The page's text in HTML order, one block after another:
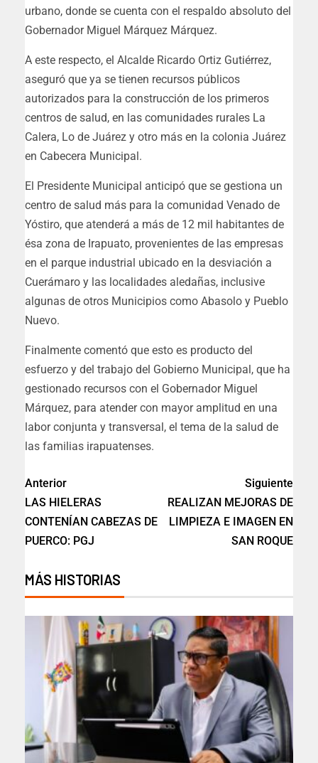
urbano, donde se cuenta con el respaldo absoluto del
Gobernador Miguel Márquez Márquez.
A este respecto, el Alcalde Ricardo Ortiz Gutiérrez,
aseguró que ya se tienen recursos públicos
autorizados para la construcción de los primeros
centros de salud, en las comunidades rurales La
Calera, Lo de Juárez y otro más en la colonia Juárez
en Cabecera Municipal.
El Presidente Municipal anticipó que se gestiona un
centro de salud más para la comunidad Venado de
Yóstiro, que atenderá a más de 12 mil habitantes de
ésa zona de Irapuato, provenientes de las empresas
en el parque industrial ubicado en la desviación a
Cuerámaro y las localidades aledañas, inclusive
algunas de otros Municipios como Abasolo y Pueblo
Nuevo.
Finalmente comentó que esto es producto del
esfuerzo y del trabajo del Gobierno Municipal, que ha
gestionado recursos con el Gobernador Miguel
Márquez, para atender con mayor amplitud en una
labor conjunta y transversal, el tema de la salud de
las familias irapuatenses.
Anterior
LAS HIELERAS
CONTENÍAN CABEZAS DE
PUERCO: PGJ
Siguiente
REALIZAN MEJORAS DE
LIMPIEZA E IMAGEN EN
SAN ROQUE
MÁS HISTORIAS